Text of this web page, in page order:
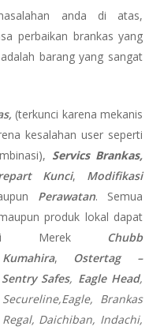
anda di atas,
perbaikan brankas yang
barang yang sangat
(terkunci karena mekanis
kesalahan user seperti
Servics Brankas,
Kunci, Modifikasi
Perawatan. Semua
produk lokal dapat
Merek
Chubb
Kumahira, Ostertag –
Sentry Safes, Eagle Head,
Eagle, Brankas
Daichiban, Indachi,